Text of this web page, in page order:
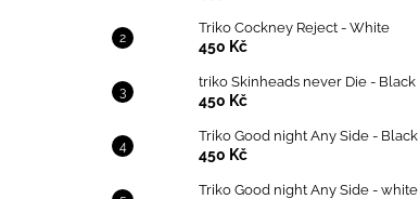
Triko Cockney Reject - White
450 Kč
triko Skinheads never Die - Black
450 Kč
Triko Good night Any Side - Black
450 Kč
Triko Good night Any Side - white